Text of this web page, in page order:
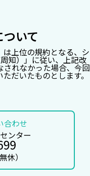
いて
は上位の規約となる、シ
知）」に従い、上記改
れなかった場合、今回
だいたものとします。
合わせ
ンター
休）